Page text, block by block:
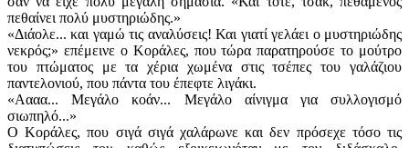
πεθαίνει πολύ μυστηριώδης.»
«Διάολε... και γαμώ τις αναλύσεις! Και γιατί γελάει ο μυστηριώδης
νεκρός;» επέμεινε ο Κοράλες, που τώρα παρατηρούσε το μούτρο
του πτώματος με τα χέρια χωμένα στις τσέπες του γαλάζιου
παντελονιού, που πάντα του έπεφτε λιγάκι.
«Αααα... Μεγάλο κοάν... Μεγάλο αίνιγμα για συλλογισμό
σιωπηλό...»
Ο Κοράλες, που σιγά σιγά χαλάρωνε και δεν πρόσεχε τόσο τις